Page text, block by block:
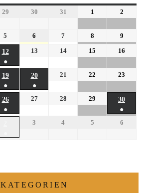
29 30 31 1 2
5 6 7 8
9
12
●
13 14 15 16
19
●
20
●
21 22 23
26
●
27 28 29
30
●
3 4 5 6
KATEGORIEN